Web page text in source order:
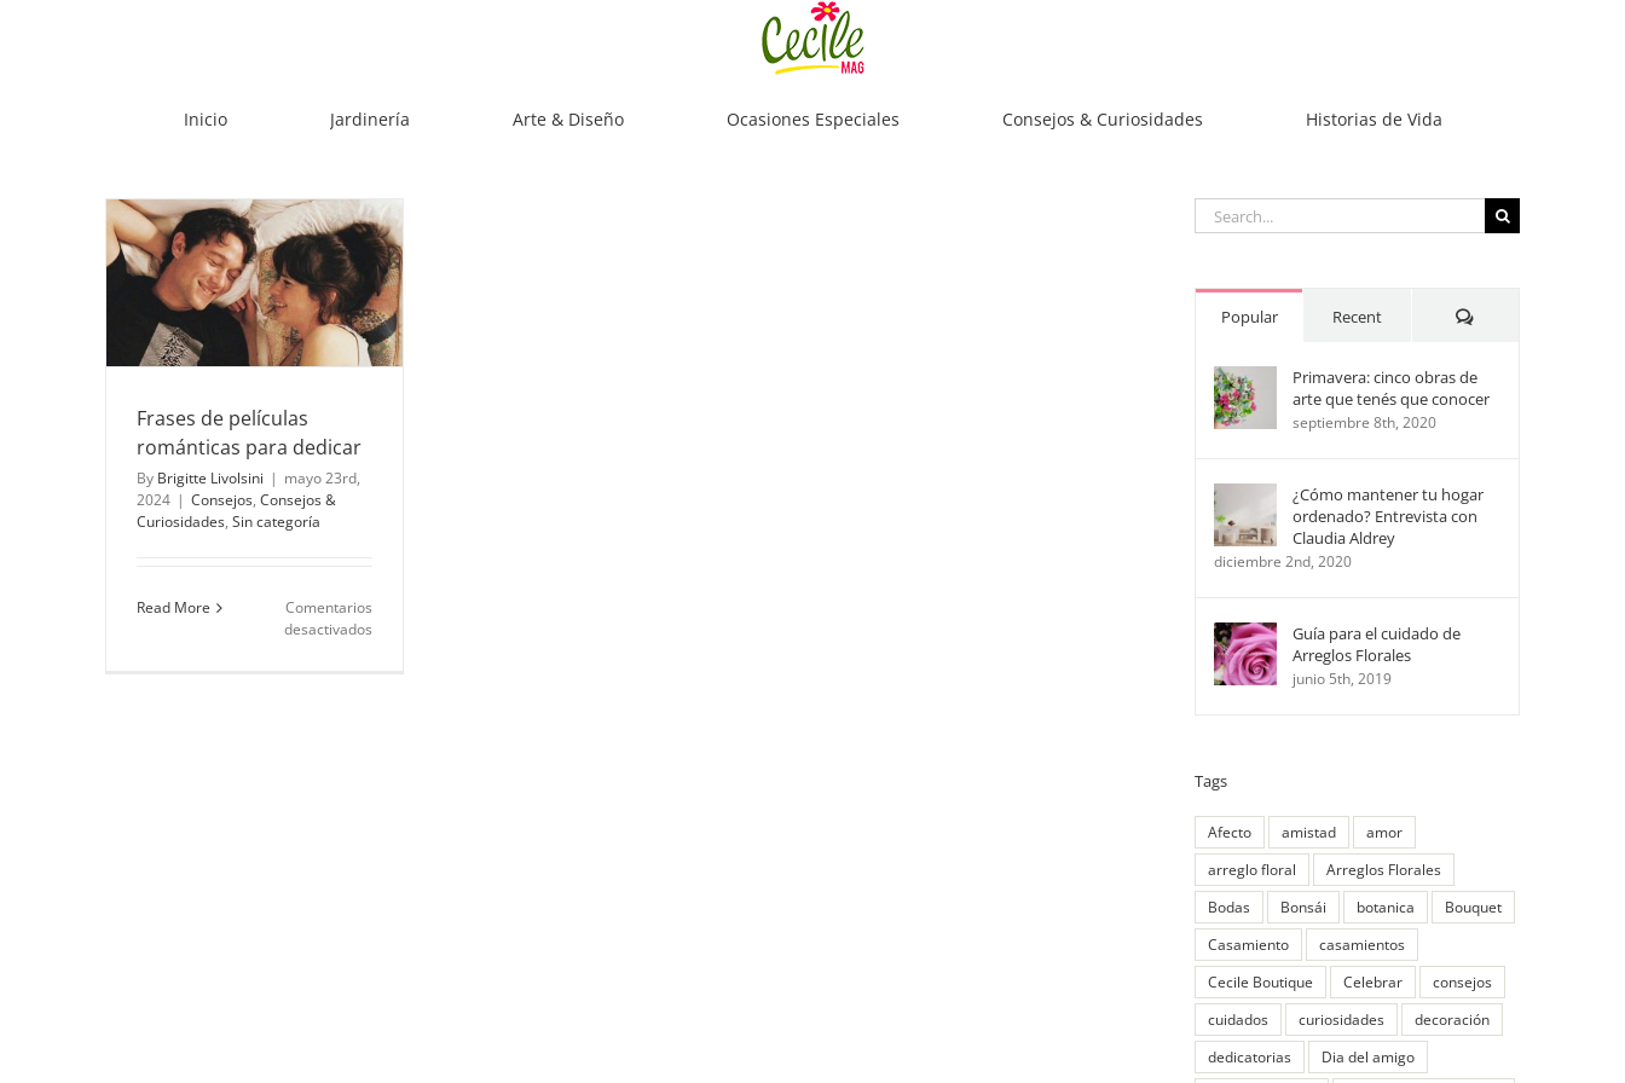
Inicio Jardinería Arte & Diseño Ocasiones Especiales Consejos & Curiosidades Historias de Vida
Frases de películas
románticas para dedicar
By Brigitte Livolsini | mayo 23rd,
2024 | Consejos, Consejos &
Curiosidades, Sin categoría
Read More
Comentarios
desactivadosen
Search
for:
Popular Recent Comments
Primavera: cinco obras de
arte que tenés que conocer
septiembre 8th, 2020
¿Cómo mantener tu hogar
ordenado? Entrevista con
Claudia Aldrey
diciembre 2nd, 2020
Guía para el cuidado de
Arreglos Florales
junio 5th, 2019
Tags
Afecto amistad
amor
arreglo floral
Arreglos Florales
Bodas
Bonsái botanica
Bouquet
Casamiento
casamientos
Cecile Boutique
Celebrar
consejos
cuidados
curiosidades
decoración
dedicatorias
Dia del amigo